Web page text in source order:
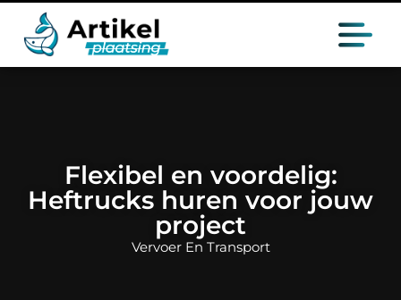
Flexibel en voordelig:
Heftrucks huren voor jouw
project
Vervoer En Transport